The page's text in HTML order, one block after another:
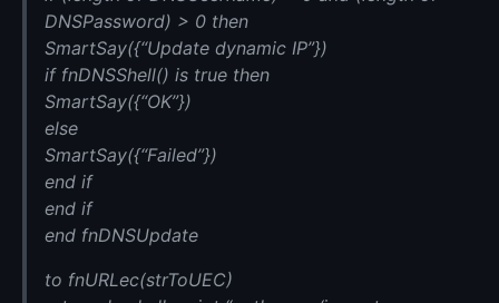
DNSPassword) > 0 then
SmartSay({“Update dynamic IP”})
if fnDNSShell() is true then
SmartSay({“OK”})
else
SmartSay({“Failed”})
end if
end if
end fnDNSUpdate
to fnURLec(strToUEC)